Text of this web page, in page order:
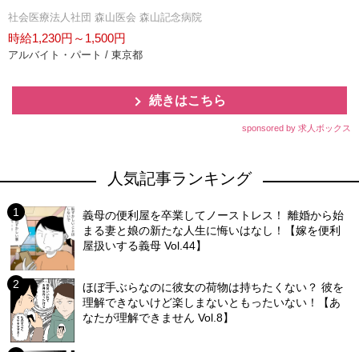
社会医療法人社団 森山医会 森山記念病院
時給1,230円～1,500円
アルバイト・パート / 東京都
続きはこちら
sponsored by 求人ボックス
人気記事ランキング
義母の便利屋を卒業してノーストレス！ 離婚から始
まる妻と娘の新たな人生に悔いはなし！【嫁を便利
屋扱いする義母 Vol.44】
ほぼ手ぶらなのに彼女の荷物は持ちたくない？ 彼を
理解できないけど楽しまないともったいない！【あ
なたが理解できません Vol.8】